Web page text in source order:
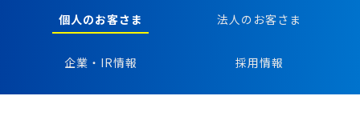
個人のお客さま 法人のお客さま
企業・IR情報 採用情報